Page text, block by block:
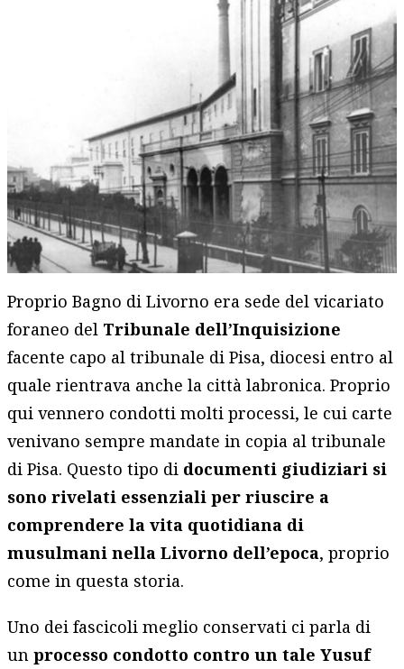
Proprio Bagno di Livorno era sede del vicariato
foraneo del Tribunale dell’Inquisizione
facente capo al tribunale di Pisa, diocesi entro al
quale rientrava anche la città labronica. Proprio
qui vennero condotti molti processi, le cui carte
venivano sempre mandate in copia al tribunale
di Pisa. Questo tipo di documenti giudiziari si
sono rivelati essenziali per riuscire a
comprendere la vita quotidiana di
musulmani nella Livorno dell’epoca, proprio
come in questa storia.
Uno dei fascicoli meglio conservati ci parla di
unprocesso condotto contro un tale Yusuf